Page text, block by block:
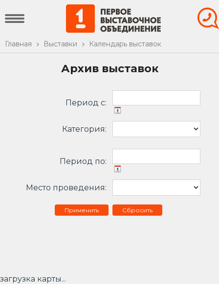
Главная Выставки Календарь выставок
Архив выставок
Период c:
Категория:
Период по:
Место проведения:
Сбросить
загрузка карты...